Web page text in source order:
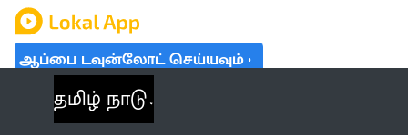
ஆப்பை டவுன்லோட் செய்யவும்
தமிழ் நாடு